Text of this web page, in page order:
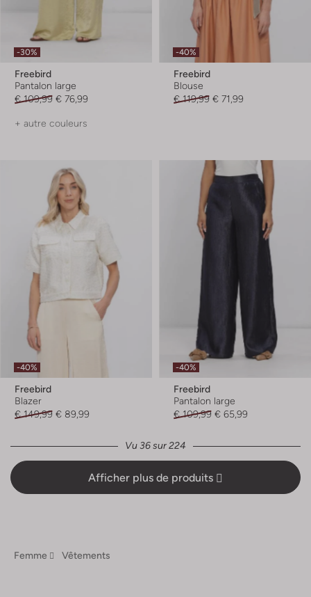
-30%
Freebird
Pantalon large
€ 109,99 € 76,99
+ autre couleurs
-40%
Freebird
Blouse
€ 119,99 € 71,99
-40%
Freebird
Blazer
€ 149,99 € 89,99
-40%
Freebird
Pantalon large
€ 109,99 € 65,99
Vu 36 sur 224
Afficher plus de produits
Femme Vêtements